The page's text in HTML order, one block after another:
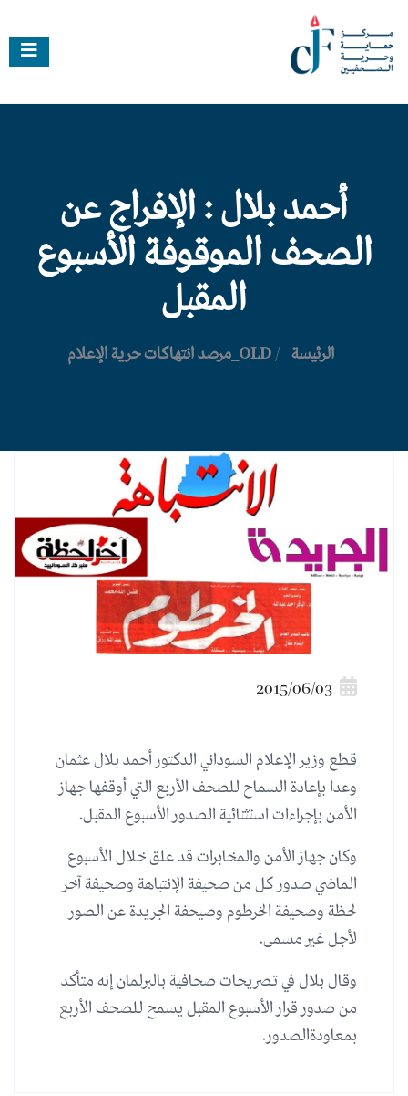
أحمد بلال : الإفراج عن
الصحف الموقوفة الأسبوع
المقبل
الرئيسة /OLD_مرصد انتهاكات حرية الإعلام
2015/06/03
قطع وزير الإعلام السوداني الدكتور أحمد بلال عثمان
وعدا بإعادة السماح للصحف الأربع التي أوقفها جهاز
الأمن بإجراءات استثنائية الصدور الأسبوع المقبل.
وكان جهاز الأمن والمخابرات قد علق خلال الأسبوع
الماضي صدور كل من صحيفة الإنتباهة وصحيفة آخر
لحظة وصحيفة الخرطوم وصيحفة الجريدة عن الصور
لأجل غير مسمى.
وقال بلال في تصريحات صحافية بالبرلمان إنه متأكد
من صدور قرار الأسبوع المقبل يسمح للصحف الأربع
بمعاودةالصدور.